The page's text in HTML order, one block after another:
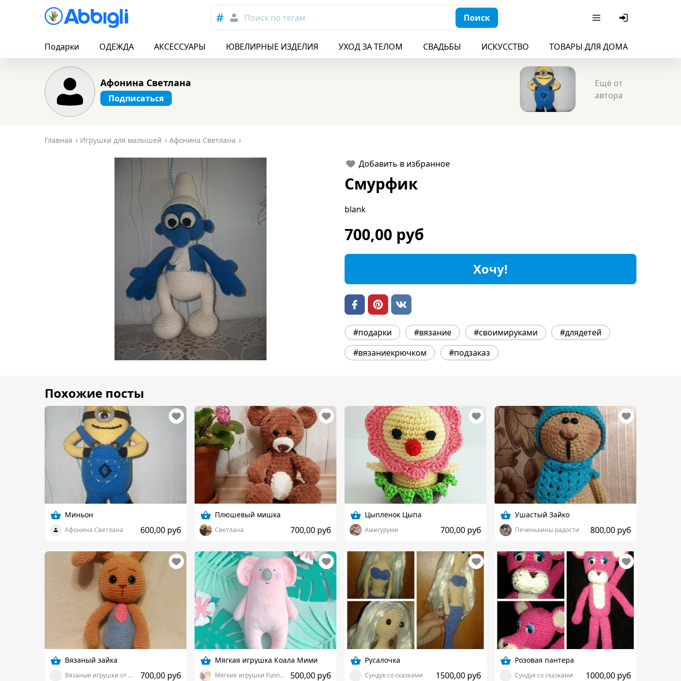
Поиск по тегам Поиск
Подарки ОДЕЖДА АКСЕССУАРЫ ЮВЕЛИРНЫЕ ИЗДЕЛИЯ УХОД ЗА ТЕЛОМ СВАДЬБЫ ИСКУССТВО ТОВАРЫ ДЛЯ ДОМА
Афонина Светлана
Подписаться
Ещё от
автора
Главная Игрушки для малышей Афонина Светлана
Добавить в избранное
Смурфик
blank
700,00 руб
Хочу!
#подарки #вязание #своимируками
#длядетей
#вязаниекрючком
#подзаказ
Похожие посты
Миньон
Афонина Светлана 600,00 руб
Плюшевый мишка
Светлана 700,00 руб
Цыпленок Цыпа
Амигуруми 700,00 руб
Ушастый Зайко
Печенькины радости 800,00 руб
Вязаный зайка
Вязаные игрушки от Светланы Яловицыной 700,00 руб
Мягкая игрушка Коала Мими
Мягкие игрушки Funny Elephany 500,00 руб
Русалочка
Сундук со сказками 1500,00 руб
Розовая пантера
Сундук со сказками 1000,00 руб